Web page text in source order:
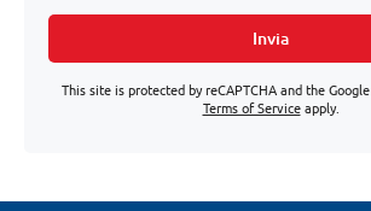
Invia
This site is protected by reCAPTCHA and the Google
Terms of Serviceapply.